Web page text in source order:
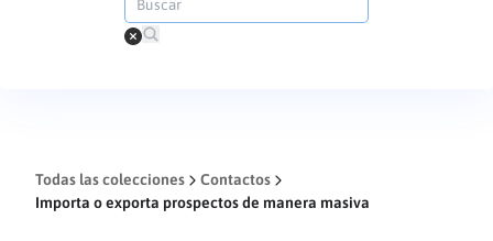
Todas las colecciones
Contactos
Importa o exporta prospectos de manera masiva